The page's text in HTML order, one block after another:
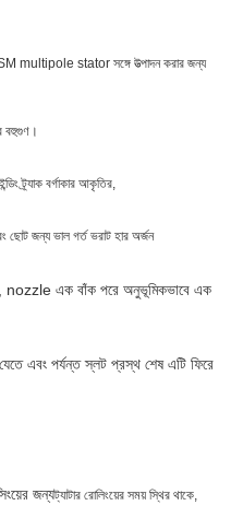
multipole stator সঙ্গে উত্পাদন করার জন্য
বহুগুণ।
ট্র্যাক বর্গাকার আকৃতির,
ছোট জন্য ভাল গর্ত ভরাট হার অর্জন
, nozzle এক বাঁক পরে অনুভূমিকভাবে এক
এবং পর্যন্ত স্লট প্রস্থ শেষ এটি ফিরে
জন্যট্যাটার রোলিংয়ের সময় স্থির থাকে,